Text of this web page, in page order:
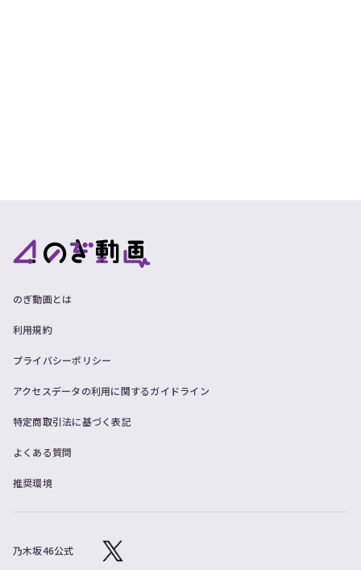
のぎ動画とは
利用規約
プライバシーポリシー
アクセスデータの利用に関するガイドライン
特定商取引法に基づく表記
よくある質問
推奨環境
乃木坂46公式